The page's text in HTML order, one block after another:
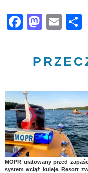
Facebook
MOPR uratowany przed
system wciąż kuleje. Resort